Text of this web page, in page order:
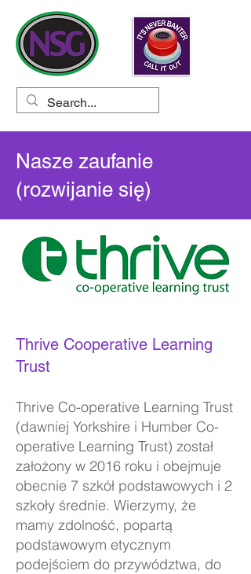
Nasze zaufanie
(rozwijanie się)
Thrive Cooperative Learning
Trust
Thrive Co-operative Learning Trust
(dawniej Yorkshire i Humber Co-
operative Learning Trust) został
założony w 2016 roku i obejmuje
obecnie 7 szkół podstawowych i 2
szkoły średnie. Wierzymy, że
mamy zdolność, popartą
podstawowym etycznym
podejściem do przywództwa, do